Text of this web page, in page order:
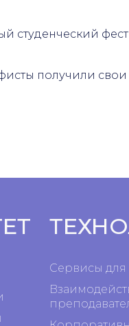
студенческий
получили
Сервисы для